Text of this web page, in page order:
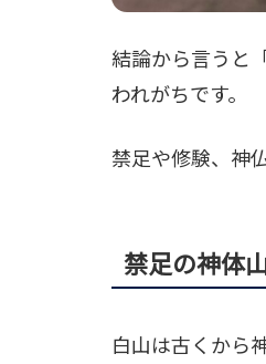
結論から言うと
われがちです。
禁足や修験、神
禁足の神体
白山は古くから